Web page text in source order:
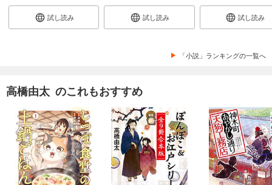
試し読み 試し読み 試し読み
「小説」ランキングの一覧へ
高橋由太 のこれもおすすめ